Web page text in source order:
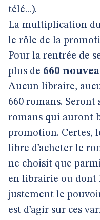
télé...).
La multiplication
le rôle de la
Pour la rentrée de
plus de 660
Aucun libraire,
660 romans.
romans qui auront
promotion. Certes,
libre d’acheter le
ne choisit que
en librairie ou dont
justement le
est d’agir sur ces